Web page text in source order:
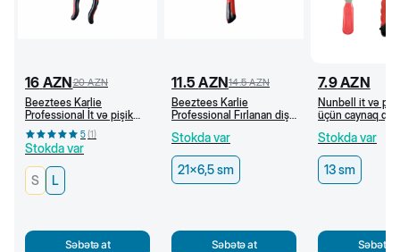
16 AZN20 AZN
Beeztees Karlie
Professional İt və pişik
üçün caynaq qayçısı (L)
5(1)
Stokda var
S L
Səbətə at
11.5 AZN14.5 AZN
Beeztees Karlie
Professional Fırlanan dişli
Stokda var
21x6,5 sm
Səbətə at
7.9AZN
Nunbell it və
üçün caynaq
Stokda var
13 sm
Səbətə